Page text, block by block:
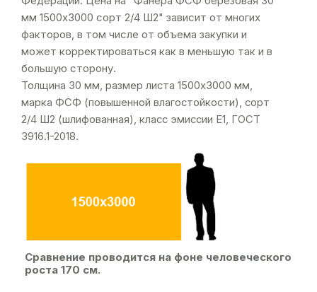
мм 1500х3000 сорт 2/4 Ш2" зависит от многих
факторов, в том числе от объема закупки и
может корректироваться как в меньшую так и в
большую сторону.
Толщина 30 мм, размер листа 1500х3000 мм,
марка ФСФ (повышенной влагостойкости), сорт
2/4 Ш2 (шлифованная), класс эмиссии Е1, ГОСТ
3916.1-2018.
Сравнение проводится на фоне человеческого
роста 170 см.